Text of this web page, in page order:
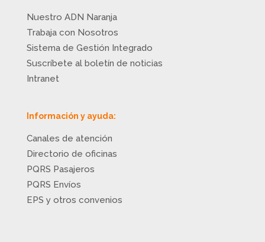
Nuestro ADN Naranja
Trabaja con Nosotros
Sistema de Gestión Integrado
Suscríbete al boletín de noticias
Intranet
Información y ayuda:
Canales de atención
Directorio de oficinas
PQRS Pasajeros
PQRS Envíos
EPS y otros convenios